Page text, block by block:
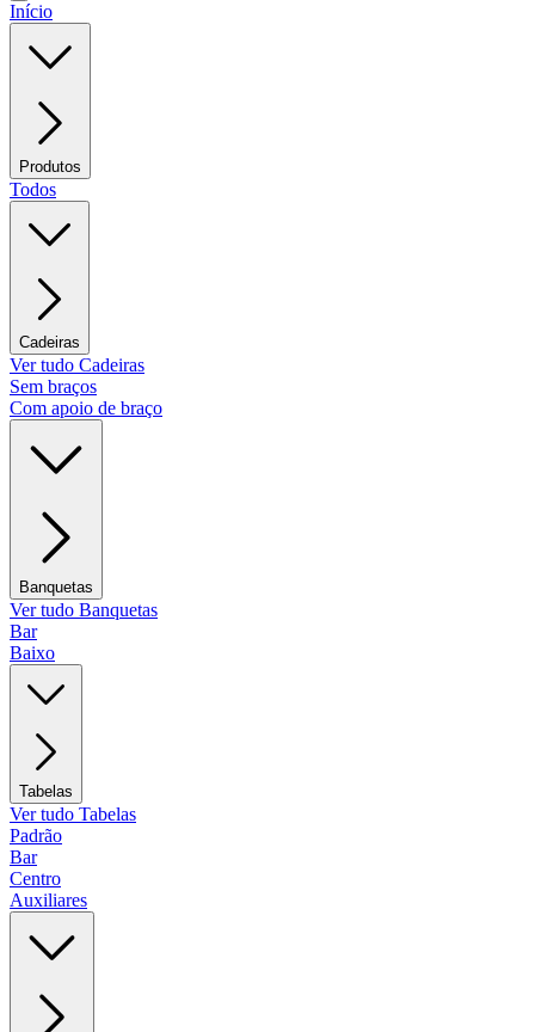
Início
Produtos
Todos
Cadeiras
Ver tudo Cadeiras
Sem braços
Com apoio de braço
Banquetas
Ver tudo Banquetas
Bar
Baixo
Tabelas
Ver tudo Tabelas
Padrão
Bar
Centro
Auxiliares